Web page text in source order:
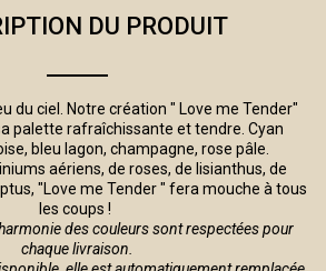
DU PRODUIT
du ciel. Notre création " Love me Tender"
palette rafraîchissante et tendre. Cyan
bleu lagon, champagne, rose pâle.
aériens, de roses, de lisianthus, de
"Love me Tender " fera mouche à tous
les coups !
des couleurs sont respectées pour
chaque livraison.